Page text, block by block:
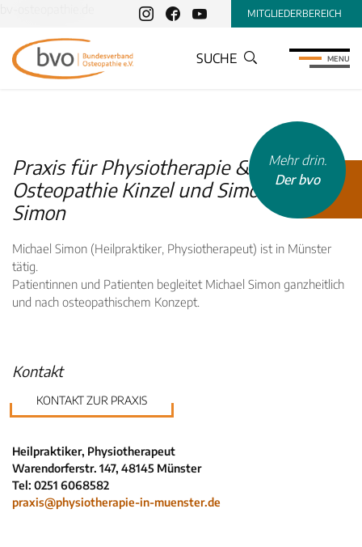
MITGLIEDERBEREICH
SUCHE MENU
Praxis für Physiotherapie &
Osteopathie Kinzel und Simon, Michael
Simon
Michael Simon (Heilpraktiker, Physiotherapeut) ist in Münster
tätig.
Patientinnen und Patienten begleitet Michael Simon ganzheitlich
und nach osteopathischem Konzept.
Kontakt
KONTAKT ZUR PRAXIS
Heilpraktiker, Physiotherapeut
Warendorferstr. 147, 48145 Münster
Tel: 0251 6068582
praxis@physiotherapie-in-muenster.de
Mehr drin.
Der bvo
INHALTSTYP
Therapeuten
Inhaltsseiten